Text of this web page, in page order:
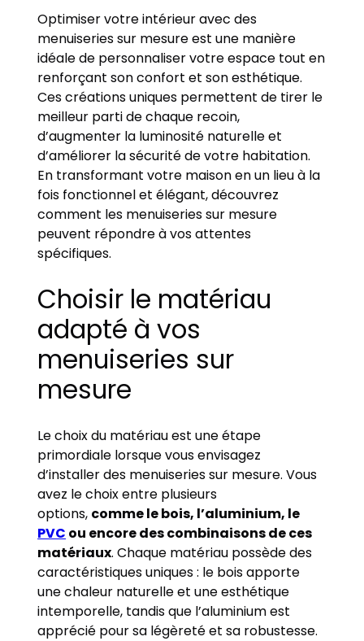
Optimiser votre intérieur avec des
menuiseries sur mesure est une manière
idéale de personnaliser votre espace tout en
renforçant son confort et son esthétique.
Ces créations uniques permettent de tirer le
meilleur parti de chaque recoin,
d’augmenter la luminosité naturelle et
d’améliorer la sécurité de votre habitation.
En transformant votre maison en un lieu à la
fois fonctionnel et élégant, découvrez
comment les menuiseries sur mesure
peuvent répondre à vos attentes
spécifiques.
Choisir le matériau
adapté à vos
menuiseries sur
mesure
Le choix du matériau est une étape
primordiale lorsque vous envisagez
d’installer des menuiseries sur mesure. Vous
avez le choix entre plusieurs
options, comme le bois, l’aluminium, le
PVC ou encore des combinaisons de ces
matériaux. Chaque matériau possède des
caractéristiques uniques : le bois apporte
une chaleur naturelle et une esthétique
intemporelle, tandis que l’aluminium est
apprécié pour sa légèreté et sa robustesse.